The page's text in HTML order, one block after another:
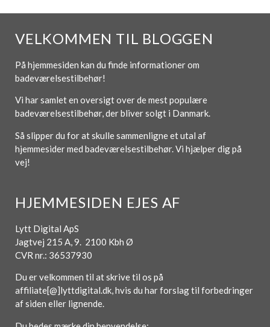
VELKOMMEN TIL BLOGGEN
På hjemmesiden kan du finde informationer om
badeværelsestilbehør!
Vi har samlet en oversigt over de mest populære
badeværelsestilbehør, der bliver solgt i Danmark.
Så slipper du for at skulle sammenligne et utal af
hjemmesider med badeværelsestilbehør. Vi hjælper dig på
vej!
HJEMMESIDEN EJES AF
Lytt Digital ApS
Jagtvej 215 A, 9. 2100 Kbh Ø
CVR nr.: 36537930
Du er velkommen til at skrive til os på
affiliate[@]lyttdigital.dk, hvis du har forslag til forbedringer
af siden eller lignende.